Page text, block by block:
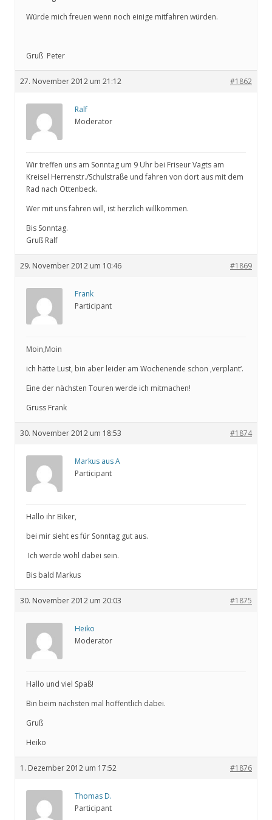
Würde mich freuen wenn noch einige mitfahren würden.
Gruß Peter
27. November 2012 um 21:12 #1862
Ralf
Moderator
Wir treffen uns am Sonntag um 9 Uhr bei Friseur Vagts am
Kreisel Herrenstr./Schulstraße und fahren von dort aus mit dem
Rad nach Ottenbeck.
Wer mit uns fahren will, ist herzlich willkommen.
Bis Sonntag.
Gruß Ralf
29. November 2012 um 10:46 #1869
Frank
Participant
Moin,Moin
ich hätte Lust, bin aber leider am Wochenende schon ‚verplant‘.
Eine der nächsten Touren werde ich mitmachen!
Gruss Frank
30. November 2012 um 18:53 #1874
Markus aus A
Participant
Hallo ihr Biker,
bei mir sieht es für Sonntag gut aus.
Ich werde wohl dabei sein.
Bis bald Markus
30. November 2012 um 20:03 #1875
Heiko
Moderator
Hallo und viel Spaß!
Bin beim nächsten mal hoffentlich dabei.
Gruß
Heiko
1. Dezember 2012 um 17:52 #1876
Thomas D.
Participant